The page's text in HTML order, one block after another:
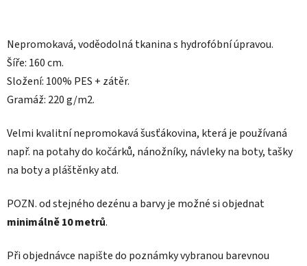
Nepromokavá, voděodolná tkanina s hydrofóbní úpravou.
Šíře: 160 cm.
Složení: 100% PES + zátěr.
Gramáž: 220 g/m2.
Velmi kvalitní nepromokavá šusťákovina, která je používaná
např. na potahy do kočárků, nánožníky, návleky na boty, tašky
na boty a pláštěnky atd.
POZN.od stejného dezénu a barvy je možné si objednat
minimálně 10 metrů.
Při objednávce napište do poznámky vybranou barevnou